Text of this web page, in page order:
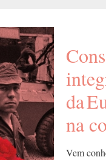
da
na
Vem